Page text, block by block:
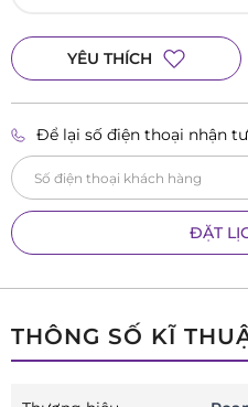
YÊU THÍCH
Để lại số điện thoại nhận
ĐẶT
THÔNG SỐ KĨ